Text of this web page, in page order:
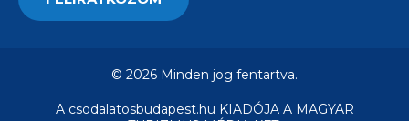
© 2026 Minden jog fentartva.
A csodalatosbudapest.hu KIADÓJA A MAGYAR